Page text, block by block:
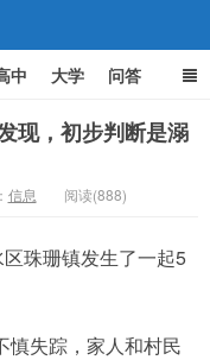
中 大学 问答
现，初步判断是溺
信息 阅读(888)
珠珊镇发生了一起5
慎失踪，家人和村民